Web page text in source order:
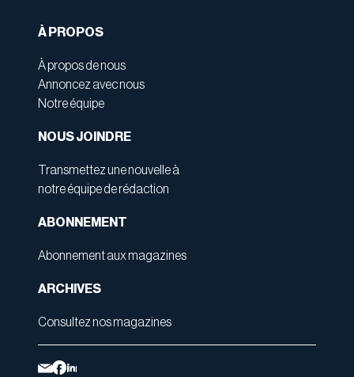
À PROPOS
À propos de nous
Annoncez avec nous
Notre équipe
NOUS JOINDRE
Transmettez une nouvelle à
notre équipe de rédaction
ABONNEMENT
Abonnement aux magazines
ARCHIVES
Consultez nos magazines